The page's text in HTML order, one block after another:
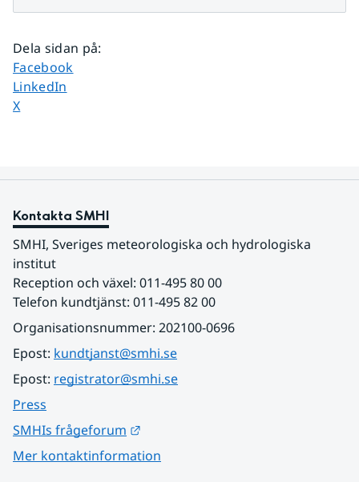
Dela sidan på:
Dela sidan på
Facebook
Dela sidan på
LinkedIn
Dela sidan på
X
Kontakta SMHI
SMHI, Sveriges meteorologiska och hydrologiska
institut
Reception och växel: 011-495 80 00
Telefon kundtjänst: 011-495 82 00
Organisationsnummer: 202100-0696
Epost: kundtjanst@smhi.se
Epost: registrator@smhi.se
Press
SMHIs frågeforum
Mer kontaktinformation